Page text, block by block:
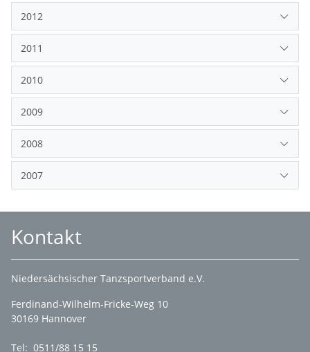
2012
2011
2010
2009
2008
2007
Kontakt
Niedersächsischer Tanzsportverband e.V.
Ferdinand-Wilhelm-Fricke-Weg 10
30169 Hannover
Tel: 0511/88 15 15